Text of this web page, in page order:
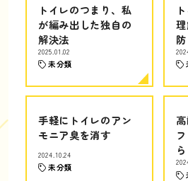
トイレのつまり、私
が編み出した独自の
解決法
2025.01.02
未分類
手軽にトイレのアン
モニア臭を消す
2024.10.24
未分類